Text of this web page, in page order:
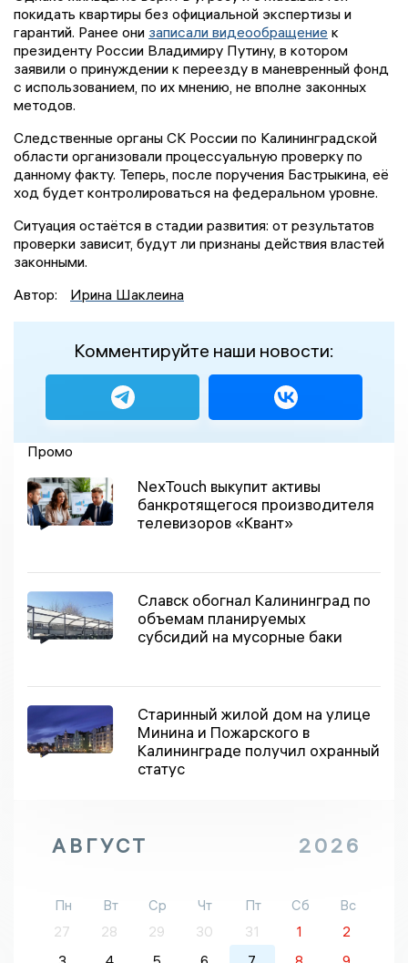
покидать квартиры без официальной экспертизы и
гарантий. Ранее они записали видеообращение к
президенту России Владимиру Путину, в котором
заявили о принуждении к переезду в маневренный фонд
с использованием, по их мнению, не вполне законных
методов.
Следственные органы СК России по Калининградской
области организовали процессуальную проверку по
данному факту. Теперь, после поручения Бастрыкина, её
ход будет контролироваться на федеральном уровне.
Ситуация остаётся в стадии развития: от результатов
проверки зависит, будут ли признаны действия властей
законными.
Автор:
Ирина Шаклеина
Комментируйте наши новости:
Промо
NexTouch выкупит активы
банкротящегося производителя
телевизоров «Квант»
Славск обогнал Калининград по
объемам планируемых
субсидий на мусорные баки
Старинный жилой дом на улице
Минина и Пожарского в
Калининграде получил охранный
статус
АВГУСТ 2026
Пн Вт Ср Чт Пт Сб
Вс
27
28 29 30 31 1
2